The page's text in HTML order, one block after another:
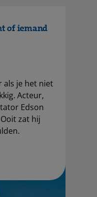
of iemand
als je het niet
Acteur,
Edson
zat hij